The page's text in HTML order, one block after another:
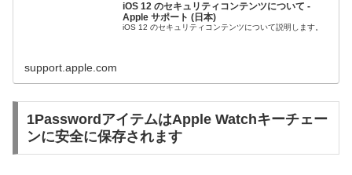
iOS 12 のセキュリティコンテンツについて -
Apple サポート (日本)
iOS 12 のセキュリティコンテンツについて説明します。
support.apple.com
1PasswordアイテムはApple Watchキーチェー
ンに安全に保存されます